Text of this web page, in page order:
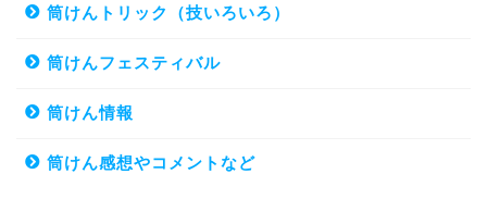
筒けんトリック（技いろいろ）
筒けんフェスティバル
筒けん情報
筒けん感想やコメントなど